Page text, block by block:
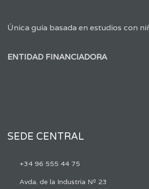
Única guía basada en estudios con
ENTIDAD FINANCIADORA
SEDE CENTRAL
+34 96 555 44 75
Avda. de la Industria Nº 23